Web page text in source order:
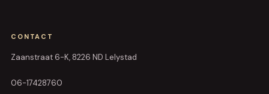
CONTACT
Zaanstraat 6-K, 8226 ND Lelystad
06-17428760